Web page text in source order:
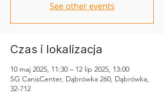
See other events
Czas i lokalizacja
10 maj 2025, 11:30 – 12 lip 2025, 13:00
SG CanisCenter, Dąbrówka 260, Dąbrówka,
32-712